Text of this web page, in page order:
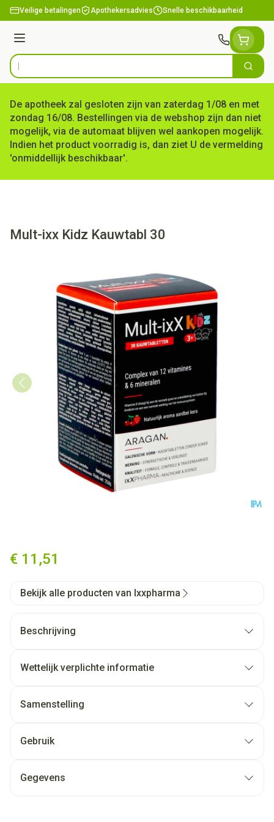
Ga naar de inhoud
Veilige betalingen Apothekersadvies Snelle beschikbaarheid
Menu
Product, merk, categorie... Zoek
De apotheek zal gesloten zijn van zaterdag 1/08 en met
zondag 16/08. Bestellingen via de webshop zijn dan niet
mogelijk, via de automaat blijven wel aankopen mogelijk.
Indien het product voorradig is, dan ziet U de vermelding
'onmiddellijk beschikbaar'.
Mult-ixx Kidz Kauwtabl 30
€ 11,51
Bekijk alle producten van Ixxpharma
Beschrijving
Wettelijk verplichte informatie
Samenstelling
Gebruik
Gegevens